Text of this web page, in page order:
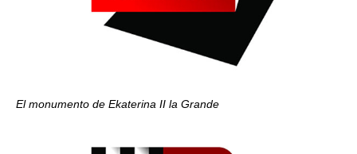
El monumento de Ekaterina II la Grande